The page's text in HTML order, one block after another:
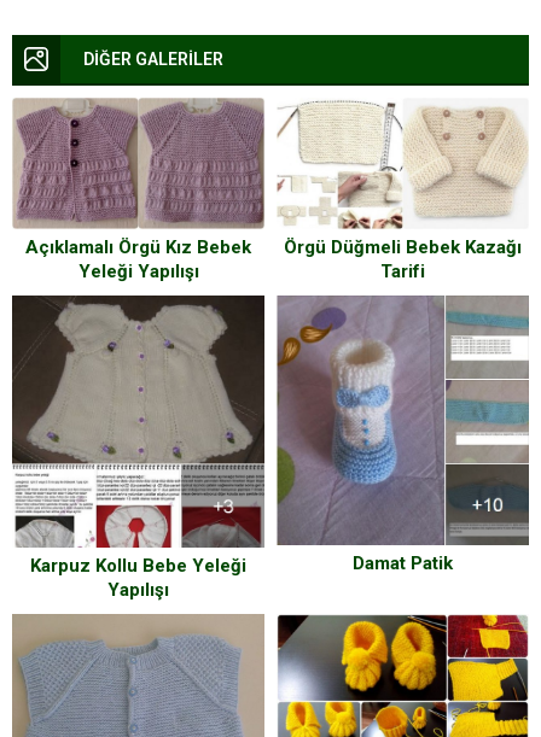
DİĞER GALERİLER
Açıklamalı Örgü Kız Bebek
Yeleği Yapılışı
Örgü Düğmeli Bebek Kazağı
Tarifi
Karpuz Kollu Bebe Yeleği
Yapılışı
Damat Patik